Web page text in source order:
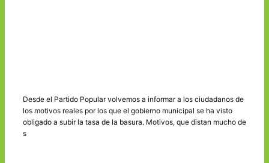
Desde el Partido Popular volvemos a informar a los ciudadanos de
los motivos reales por los que el gobierno municipal se ha visto
obligado a subir la tasa de la basura. Motivos, que distan mucho de
s